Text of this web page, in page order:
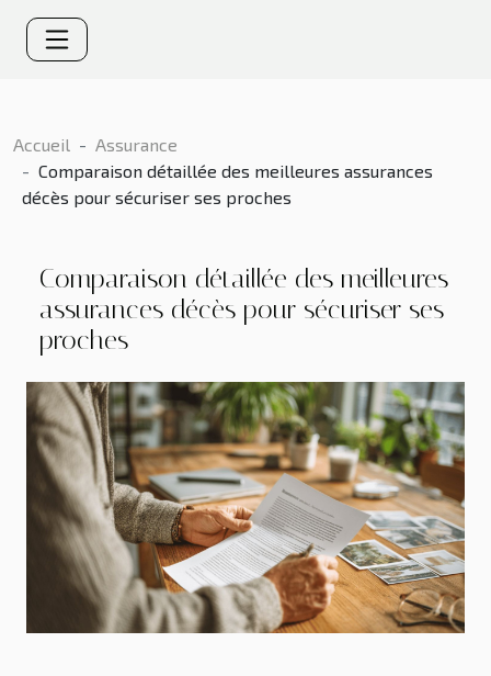
Accueil
Assurance
Comparaison détaillée des meilleures assurances
décès pour sécuriser ses proches
Comparaison détaillée des meilleures
assurances décès pour sécuriser ses
proches